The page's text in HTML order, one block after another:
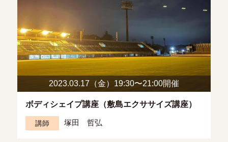
2023.03.17（金）19:30〜21:00開催
ボディシェイプ講座（敷島エクササイズ講座）
講師 塚田 哲弘